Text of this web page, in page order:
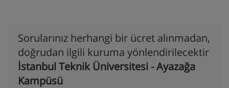
Sorularınız herhangi bir ücret alınmadan,
doğrudan ilgili kuruma yönlendirilecektir
İstanbul Teknik Üniversitesi - Ayazağa
Kampüsü